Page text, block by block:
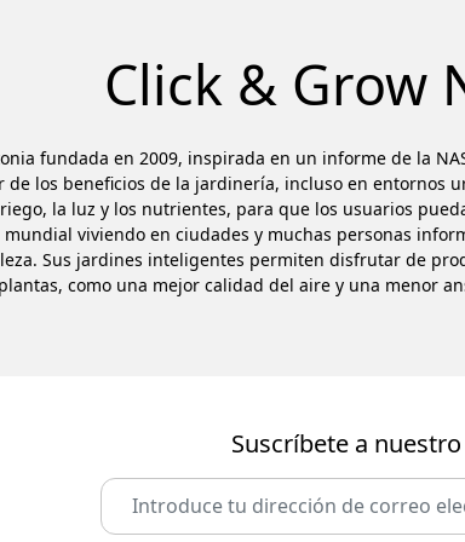
Click & Grow
fundada en 2009, inspirada en un informe de la
los beneficios de la jardinería, incluso en entornos
la luz y los nutrientes, para que los usuarios
viviendo en ciudades y muchas personas
Sus jardines inteligentes permiten disfrutar de
plantas, como una mejor calidad del aire y una menor
Suscríbete a